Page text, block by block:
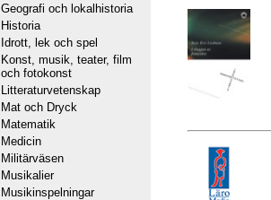
Geografi och lokalhistoria
Historia
Idrott, lek och spel
Konst, musik, teater, film
och fotokonst
Litteraturvetenskap
Mat och Dryck
Matematik
Medicin
Militärväsen
Musikalier
Musikinspelningar